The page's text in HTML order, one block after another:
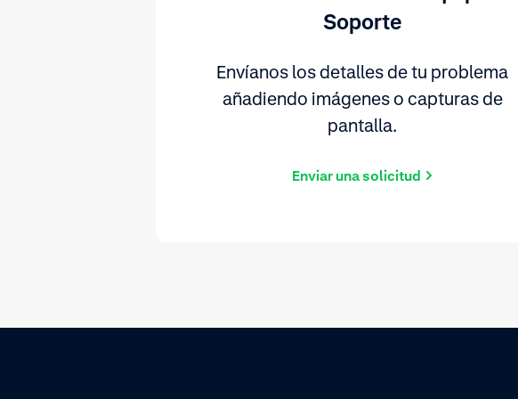
Soporte
Envíanos los detalles de tu problema
añadiendo imágenes o capturas de
pantalla.
Enviar una solicitud